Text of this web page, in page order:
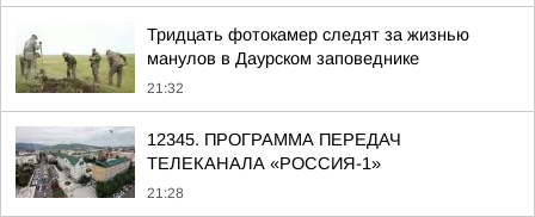
Тридцать фотокамер следят за жизнью
манулов в Даурском заповеднике
21:32
12345. ПРОГРАММА ПЕРЕДАЧ
ТЕЛЕКАНАЛА «РОССИЯ-1»
21:28